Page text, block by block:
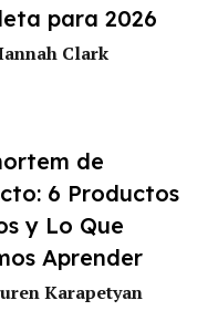
para 2026
Clark
de
6 Productos
y Lo Que
Aprender
Karapetyan